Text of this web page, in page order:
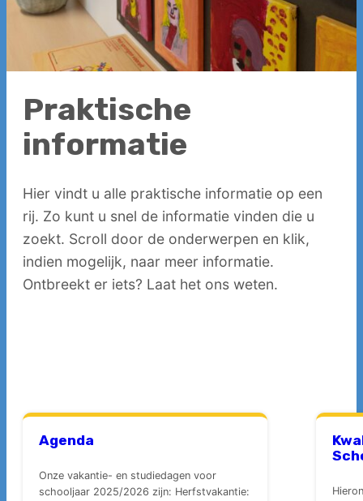
Praktische
informatie
Hier vindt u alle praktische informatie op een
rij. Zo kunt u snel de informatie vinden die u
zoekt. Scroll door de onderwerpen en klik,
indien mogelijk, naar meer informatie.
Ontbreekt er iets? Laat het ons weten.
Agenda
Onze vakantie- en studiedagen voor
schooljaar 2025/2026 zijn: Herfstvakantie:
Werken